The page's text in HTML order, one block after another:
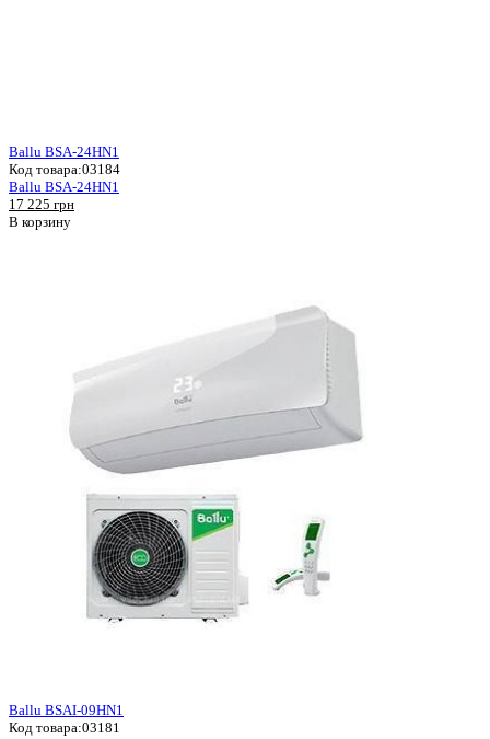
Ballu BSA-24HN1
Код товара:03184
Ballu BSA-24HN1
17 225 грн
В корзину
Ballu BSAI-09HN1
Код товара:03181